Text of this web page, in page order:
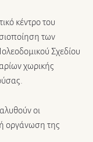
κέντρο του
των
Σχεδίου
χωρικής
οι
οργάνωση της